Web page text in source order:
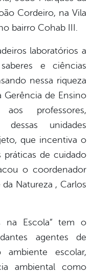
Cordeiro, na Vila
bairro Cohab III.
laboratórios a
e ciências
nessa riqueza
de Ensino
professores,
unidades
que incentiva o
de cuidado
o coordenador
Natureza , Carlos
na Escola” tem o
agentes de
escolar,
ambiental como